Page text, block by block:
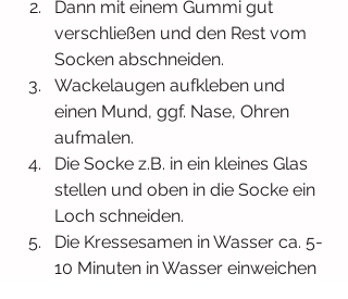
Dann mit einem Gummi gut
verschließen und den Rest vom
Socken abschneiden.
Wackelaugen aufkleben und
einen Mund, ggf. Nase, Ohren
aufmalen.
Die Socke z.B. in ein kleines Glas
stellen und oben in die Socke ein
Loch schneiden.
Die Kressesamen in Wasser ca. 5-
10 Minuten in Wasser einweichen